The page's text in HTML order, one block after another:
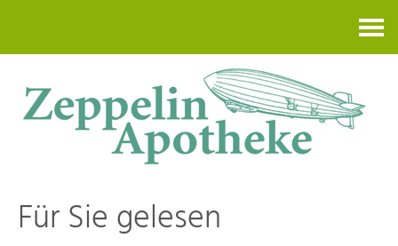
Für Sie gelesen